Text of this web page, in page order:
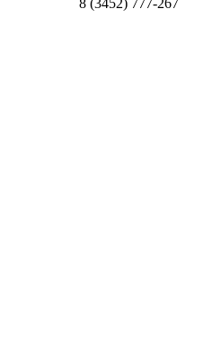
8 (3452) 777-267